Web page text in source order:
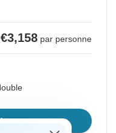
€3,158 par personne